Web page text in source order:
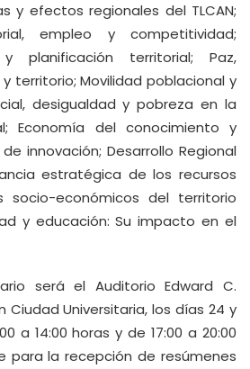
y efectos regionales del TLCAN;
empleo y competitividad;
planificación territorial; Paz,
territorio; Movilidad poblacional y
desigualdad y pobreza en la
Economía del conocimiento y
innovación; Desarrollo Regional
estratégica de los recursos
socio-económicos del territorio
y educación: Su impacto en el
será el Auditorio Edward C.
Ciudad Universitaria, los días 24 y
a 14:00 horas y de 17:00 a 20:00
para la recepción de resúmenes